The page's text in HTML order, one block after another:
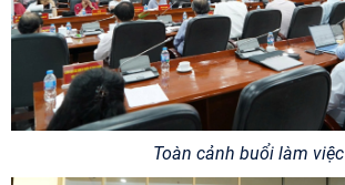
Toàn cảnh buổi làm việc